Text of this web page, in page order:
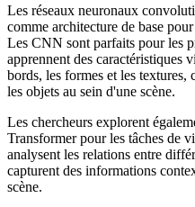
Les réseaux neuronaux
comme architecture de base
Les CNN sont parfaits pour les
apprennent des caractéristiques
bords, les formes et les textures,
les objets au sein d'une scène.
Les chercheurs explorent
Transformer pour les tâches de
analysent les relations entre
capturent des informations
scène.